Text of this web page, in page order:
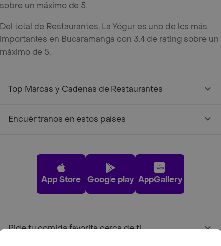
sobre un máximo de 5.
Del total de Restaurantes, La Yógur es uno de los más
importantes en Bucaramanga con 3.4 de rating sobre un
máximo de 5.
Top Marcas y Cadenas de Restaurantes
Encuéntranos en estos países
App Store Google play AppGallery
Pide tu comida favorita cerca de ti